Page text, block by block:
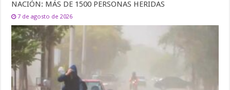
NACIÓN: MÁS DE 1500 PERSONAS HERIDAS
7 de agosto de 2026